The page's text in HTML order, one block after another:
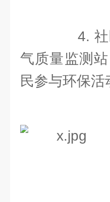
4. 社区
气质量监测
民参与环保